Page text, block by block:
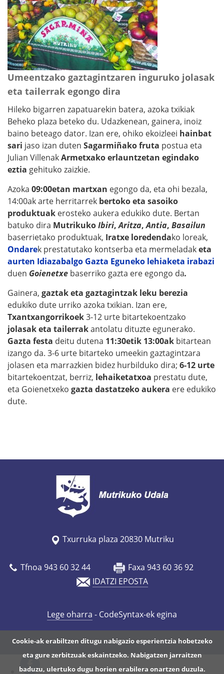
Cookie-ak erabiltzen ditugu nabigazio esperientzia hobetzeko
eta gure zerbitzuak eskaintzeko. Nabigatzen jarraitzen
baduzu, ulertuko dugu horien erabilera onartzen duzula.
Umeentzako gaztagintzaren inguruko jolasak
eta tailerrak egongo dira
Hileko bigarren zapatuarekin batera, azoka txikiak
Beheko plaza beteko du. Udazkenean, gainera, inoiz
baino beteago dator. Izan ere, ohiko ekoizleei hainbat
sari jaso izan duten Sagarmiñako fruta postua eta
Julian VillenakArmetxako erlauntzetan egindako
eztia gehituko zaizkie.
Azoka 09:00etan martxan egongo da, eta ohi bezala,
14:00ak arte herritarrek bertoko eta sasoiko
produktuak erosteko aukera edukiko dute. Bertan
batuko dira MutrikukoIbiri,Aritza,Antia, Basailun
baserrietako produktuak, Iratxe loredendako loreak,
Ondarek prestatutako kontserba eta mermeladaketa
aurten Idiazabalgo Gazta Eguneko lehiaketa irabazi
duen Goienetxe baserriko gazta ere egongo da.
Gainera, gaztak eta gaztagintzak leku berezia
edukiko dute urriko azoka txikian. Izan ere,
Txantxangorrikoek3-12 urte bitartekoentzako
jolasak eta tailerrakantolatu dituzte egunerako.
Gazta festa deitu dutena 11:30etik 13:00ak bitartean
izango da. 3-6 urte bitarteko umeekin gaztagintzara
jolasen eta marrazkien bidez hurbilduko dira; 6-12 urte
bitartekoentzat, berriz, lehaiketatxoa prestatu dute,
eta Goienetxeko gazta dastatzeko aukera ere edukiko
dute.
Txurruka plaza 20830 Mutriku
Tfnoa 943 60 32 44
Faxa 943 60 36 92
IDATZI EPOSTA
Lege oharra - CodeSyntax-ek egina